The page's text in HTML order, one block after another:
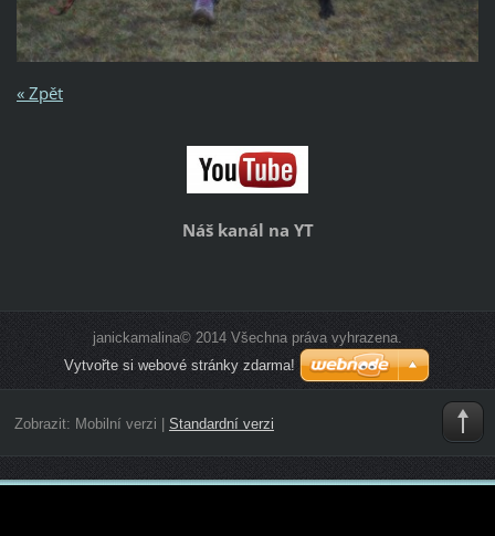
« Zpět
Náš kanál na YT
janickamalina© 2014 Všechna práva vyhrazena.
Vytvořte si webové stránky zdarma!
Zobrazit: Mobilní verzi | Standardní verzi